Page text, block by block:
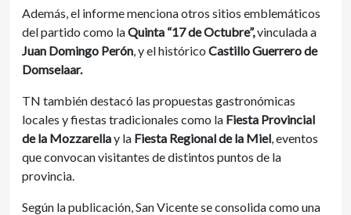
Además, el informe menciona otros sitios emblemáticos
del partido como laQuinta “17 de Octubre”,vinculada a
Juan Domingo Perón , y el histórico Castillo Guerrero de
Domselaar.
TN también destacó las propuestas gastronómicas
locales y fiestas tradicionales como la Fiesta Provincial
de la Mozzarellay la Fiesta Regional de la Miel , eventos
que convocan visitantes de distintos puntos de la
provincia.
Según la publicación, San Vicente se consolida como una